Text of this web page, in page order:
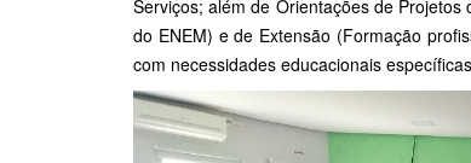
Serviços; além de Orientações de
do ENEM) e de Extensão (Formação
com necessidades educacionais